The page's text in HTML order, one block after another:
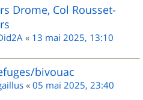
Drome, Col Rousset-
« 13 mai 2025, 13:10
bivouac
« 05 mai 2025, 23:40